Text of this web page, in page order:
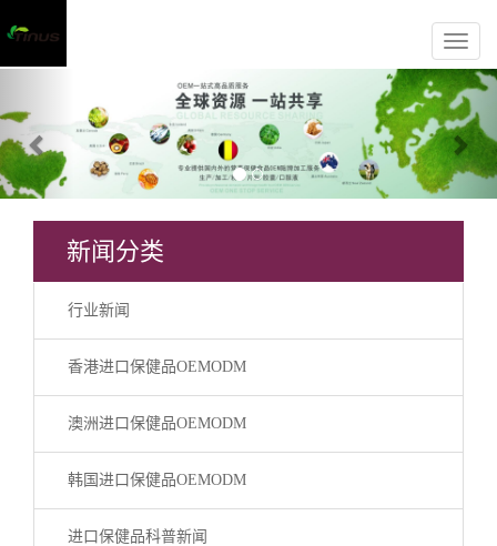
新闻分类
行业新闻
香港进口保健品OEMODM
澳洲进口保健品OEMODM
韩国进口保健品OEMODM
进口保健品科普新闻